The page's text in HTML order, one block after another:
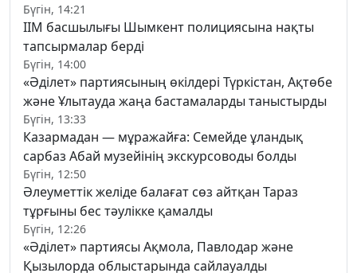
Бүгін, 14:21
ІІМ басшылығы Шымкент полициясына нақты
тапсырмалар берді
Бүгін, 14:00
«Әділет» партиясының өкілдері Түркістан, Ақтөбе
және Ұлытауда жаңа бастамаларды таныстырды
Бүгін, 13:33
Казармадан — мұражайға: Семейде ұландық
сарбаз Абай музейінің экскурсоводы болды
Бүгін, 12:50
Әлеуметтік желіде балағат сөз айтқан Тараз
тұрғыны бес тәулікке қамалды
Бүгін, 12:26
«Әділет» партиясы Ақмола, Павлодар және
Қызылорда облыстарында сайлауалды